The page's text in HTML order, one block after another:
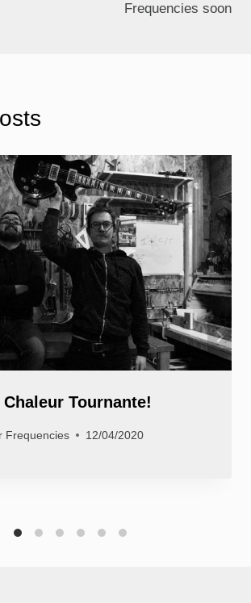
Frequencies soon
Tournante!
Frequencies 12/04/2020